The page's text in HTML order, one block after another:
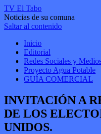
TV El Tabo
Noticias de su comuna
Saltar al contenido
Inicio
Editorial
Redes Sociales y
Proyecto Agua Potable
GUÍA COMERCIAL
INVITACIÓN A
DE LOS
UNIDOS.